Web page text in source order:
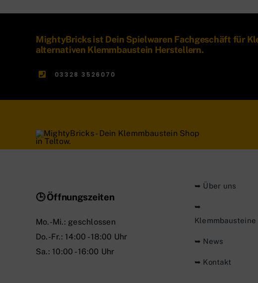
MightyBricks ist Dein Spielwaren Fachgeschäft für
alternativen Klemmbaustein Herstellern.
03328 3526070
🕒 Öffnungszeiten
Mo.-Mi.: geschlossen
Do.-Fr.: 14:00 - 18:00 Uhr
Sa.: 10:00 - 16:00 Uhr
➥ Über uns
➥
Klemmbausteine
➥ News
➥ Kontakt